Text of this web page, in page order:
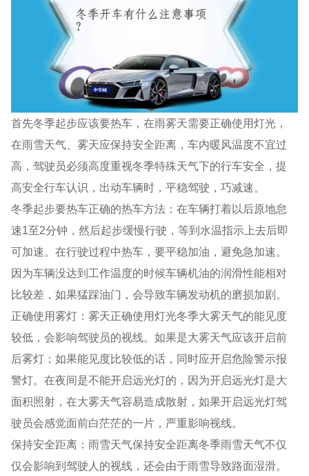
首先冬季起步应该要热车，在雨雾天需要正确使用灯光，
在雨雪天气、雾天应保持安全距离，车内暖风温度不宜过
高，驾驶员必须高度重视冬季特殊天气下的行车安全，提
高安全行车认识，出动车辆时，平稳驾驶，巧减速。
冬季起步要热车正确的热车方法：在车辆打着以后原地怠
速1至2分钟，然后起步缓慢行驶，等到水温指示上去后即
可加速。在行驶过程中热车，要平稳加油，避免急加速。
因为车辆没达到工作温度的时候车辆机油的润滑性能相对
比较差，如果猛踩油门，会导致车辆发动机的磨损加剧。
正确使用雾灯：雾天正确使用灯光冬季大雾天气的能见度
较低，会影响驾驶员的视线。如果是大雾天气应该开启前
后雾灯；如果能见度比较低的话，同时应开启危险警示报
警灯。在夜间是不能开启远光灯的，因为开启远光灯是大
面积照射，在大雾天气容易造成散射，如果开启远光灯驾
驶员会感觉面前白茫茫的一片，严重影响视线。
保持安全距离：雨雪天气保持安全距离冬季雨雪天气不仅
仅会影响到驾驶人的视线，还会由于雨雪导致路面湿滑。